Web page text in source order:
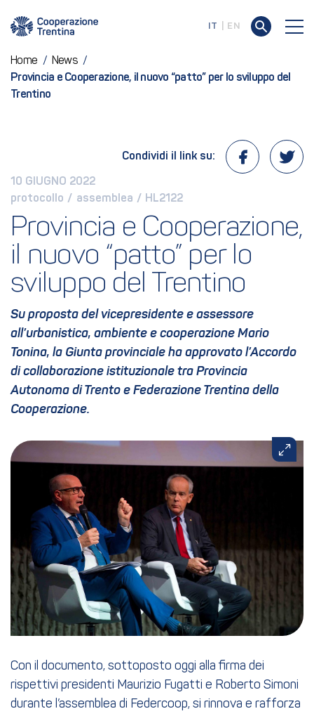
IT EN
Home / News /
Provincia e Cooperazione, il nuovo “patto” per lo sviluppo del
Trentino
10 GIUGNO 2022
protocollo / assemblea / HL2122
Condividi il link su:
Provincia e Cooperazione,
il nuovo “patto” per lo
sviluppo del Trentino
Su proposta del vicepresidente e assessore
all’urbanistica, ambiente e cooperazione Mario
Tonina, la Giunta provinciale ha approvato l’Accordo
di collaborazione istituzionale tra Provincia
Autonoma di Trento e Federazione Trentina della
Cooperazione.
Con il documento, sottoposto oggi alla firma dei
rispettivi presidenti Maurizio Fugatti e Roberto Simoni
durante l’assemblea di Federcoop, si rinnova e rafforza